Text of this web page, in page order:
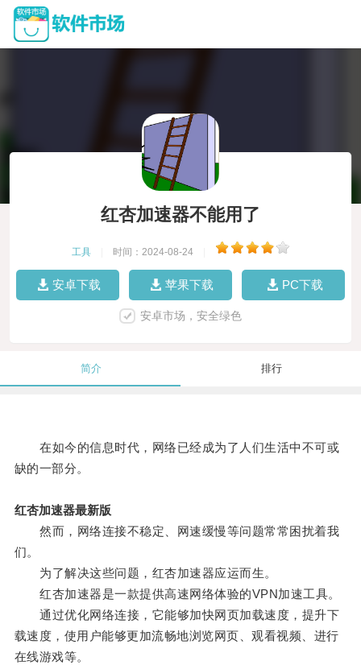
红杏加速器不能用了
工具 时间：2024-08-24
安卓下载 苹果下载 PC下载
安卓市场，安全绿色
简介 排行
在如今的信息时代，网络已经成为了人们生活中不可或
缺的一部分。
红杏加速器最新版
然而，网络连接不稳定、网速缓慢等问题常常困扰着我
们。
为了解决这些问题，红杏加速器应运而生。
红杏加速器是一款提供高速网络体验的VPN加速工具。
通过优化网络连接，它能够加快网页加载速度，提升下
载速度，使用户能够更加流畅地浏览网页、观看视频、进行
在线游戏等。